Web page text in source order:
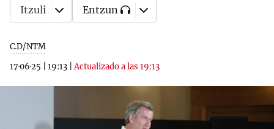
C.D/NTM
17·06·25
19:13 |Actualizado a las 19:13
Itzuli Entzun